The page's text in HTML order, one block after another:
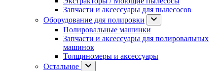
Запчасти и аксессуары для пылесосов
Оборудование для полировки
Полировальные машинки
Запчасти и аксессуары для полировальных
машинок
Толщиномеры и аксессуары
Остальное